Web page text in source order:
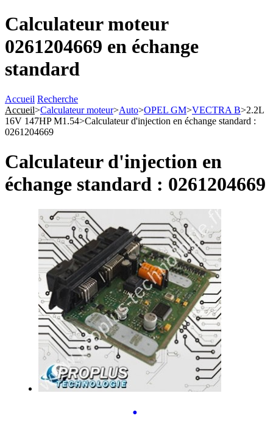
Calculateur moteur
0261204669 en échange
standard
Accueil Recherche
Accueil>Calculateur moteur>Auto>OPEL GM>VECTRA B>2.2L
16V 147HP M1.54>Calculateur d'injection en échange standard :
0261204669
Calculateur d'injection en
échange standard : 0261204669
•